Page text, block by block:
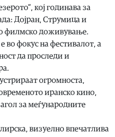
кој годинава за
Дојран, Струмица и
филмско доживување.
во фокус на фестивалот, а
да проследи и
огромноста,
иранско кино,
агол за меѓународните
визуелно впечатлива